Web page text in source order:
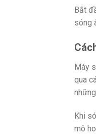
Bắt
sóng
Máy
qua
Khi
mô